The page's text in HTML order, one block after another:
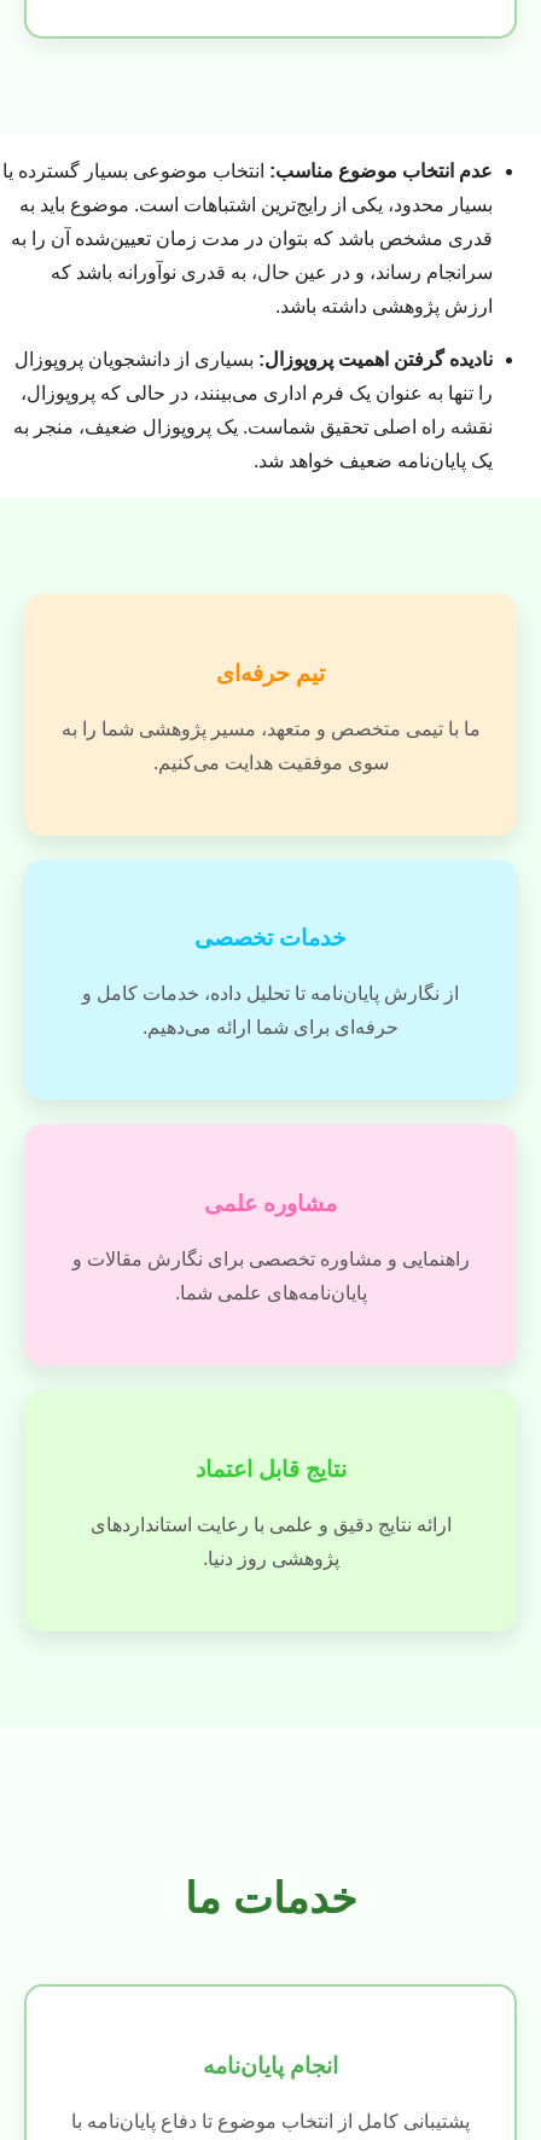
عدم انتخاب موضوع مناسب: انتخاب موضوعی بسیار گسترده یا
بسیار محدود، یکی از رایج‌ترین اشتباهات است. موضوع باید به
قدری مشخص باشد که بتوان در مدت زمان تعیین‌شده آن را به
سرانجام رساند، و در عین حال، به قدری نوآورانه باشد که
ارزش پژوهشی داشته باشد.
نادیده گرفتن اهمیت پروپوزال: بسیاری از دانشجویان پروپوزال
را تنها به عنوان یک فرم اداری می‌بینند، در حالی که پروپوزال،
نقشه راه اصلی تحقیق شماست. یک پروپوزال ضعیف، منجر به
یک پایان‌نامه ضعیف خواهد شد.
تیم حرفه‌ای
ما با تیمی متخصص و متعهد، مسیر پژوهشی شما را به
سوی موفقیت هدایت می‌کنیم.
خدمات تخصصی
از نگارش پایان‌نامه تا تحلیل داده، خدمات کامل و
حرفه‌ای برای شما ارائه می‌دهیم.
مشاوره علمی
راهنمایی و مشاوره تخصصی برای نگارش مقالات و
پایان‌نامه‌های علمی شما.
نتایج قابل اعتماد
ارائه نتایج دقیق و علمی با رعایت استانداردهای
پژوهشی روز دنیا.
خدمات ما
انجام پایان‌نامه
پشتیبانی کامل از انتخاب موضوع تا دفاع پایان‌نامه با